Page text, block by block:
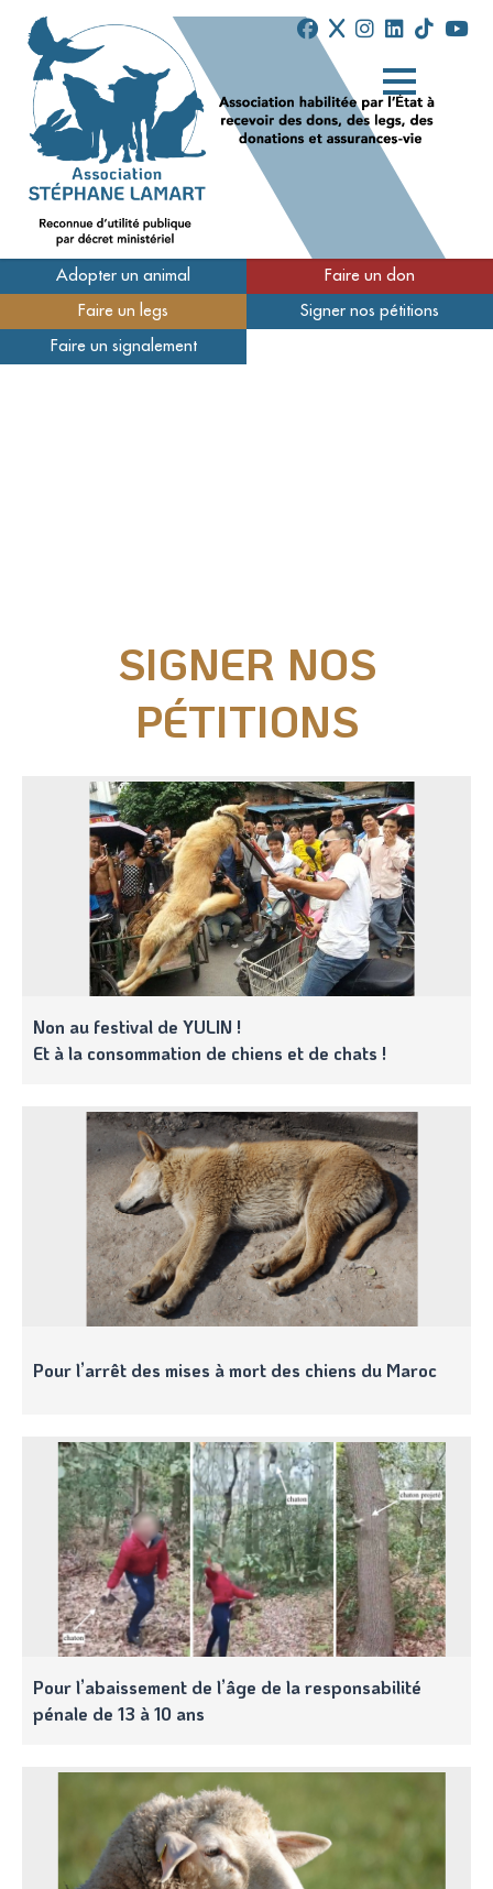
Qui sommes-nous
Nos refuges
Délégué(é) en communication
Bénévoles dans nos refuges
Matériel militant
Salarié(e) / Stagiaire
Adopter un animal Faire un don
Faire un legs Signer nos pétitions
Faire un signalement
SIGNER NOS
PÉTITIONS
Non au festival de YULIN !
Et à la consommation de chiens et de chats !
Pour l’arrêt des mises à mort des chiens du Maroc
Pour l’abaissement de l’âge de la responsabilité
pénale de 13 à 10 ans